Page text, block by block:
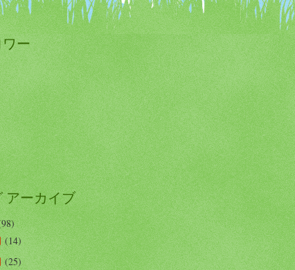
ー
アーカイブ
(14)
(25)